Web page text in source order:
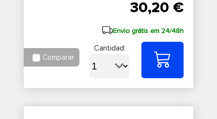
30,20 €
Envio grátis em 24/48h
Comparar
Cantidad: